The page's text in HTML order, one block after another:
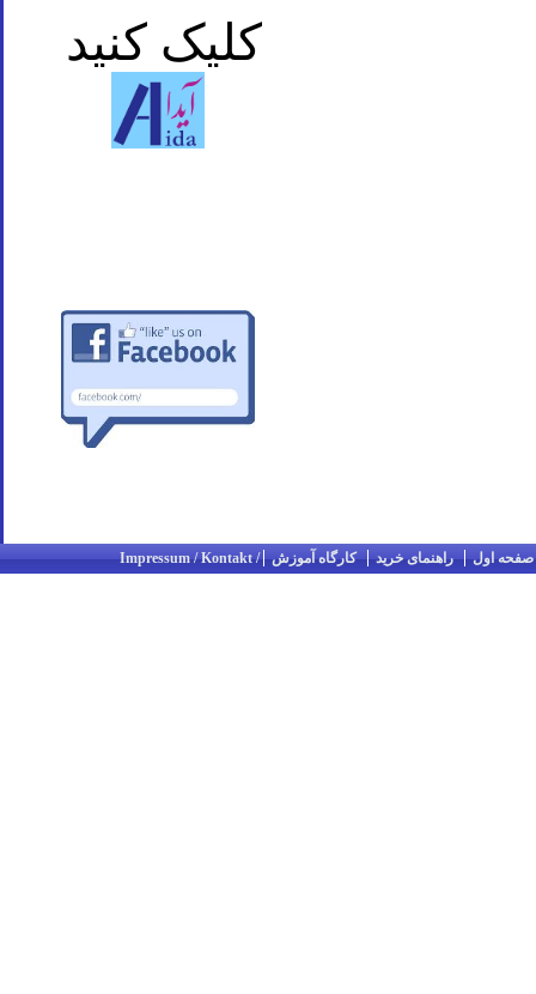
کلیک کنید
صفحه اول راهنمای خرید کارگاه آموزش